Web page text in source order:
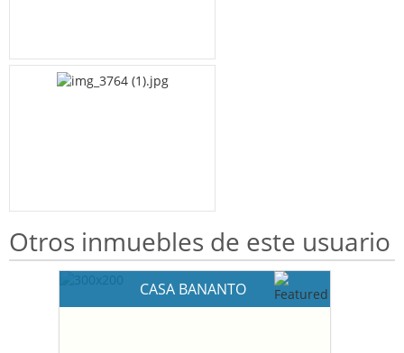
Otros inmuebles de este usuario
CASA BANANTO